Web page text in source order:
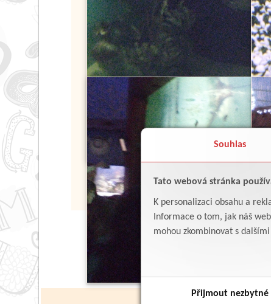
Souhlas
Tato webová stránka
K personalizaci obsahu a
Informace o tom, jak náš
mohou zkombinovat s
Přijmout nezbytné